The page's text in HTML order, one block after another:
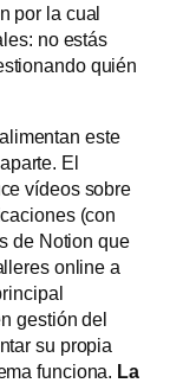
por la cual
no estás
quién
este
El
vídeos sobre
(con
de Notion que
online a
gestión del
su propia
funciona. La